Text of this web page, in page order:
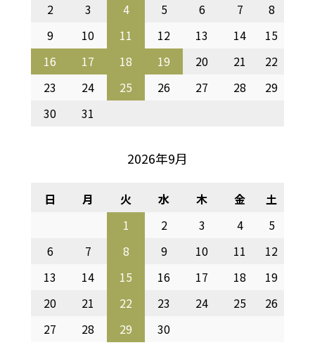
2
3 4 5 6 7
8
9
10 11 12 13 14
15
16
17 18 19 20 21
22
23
24 25 26 27 28
29
30
31
2026年9月
日 月 火 水 木 金
土
1
2 3 4
5
6
7 8 9 10 11
12
13
14 15 16 17 18
19
20
21 22 23 24 25
26
27
28 29 30